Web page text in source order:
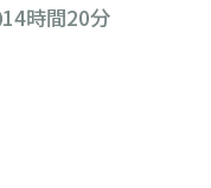
14時間20分